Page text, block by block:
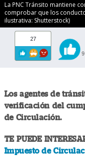
La PNC Tránsito mantiene
comprobar que los
ilustrativa: Shutterstock)
27
9
Los agentes de
verificación del
de Circulación.
TE PUEDE
Impuesto de